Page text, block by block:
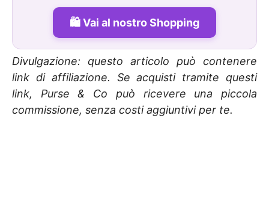
Vai al nostro Shopping
Divulgazione: questo articolo può contenere
link di affiliazione. Se acquisti tramite questi
link, Purse & Co può ricevere una piccola
commissione, senza costi aggiuntivi per te.